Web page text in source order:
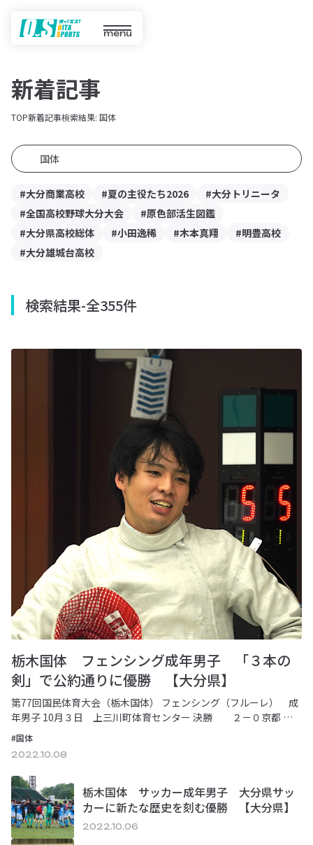
menu
新着記事
TOP新着記事検索結果: 国体
#大分商業高校 #夏の主役たち2026
#大分トリニータ
#全国高校野球大分大会
#原色部活生図鑑
#大分県高校総体
#小田逸稀 #木本真翔
#明豊高校
#大分雄城台高校
検索結果-全355件
栃木国体 フェンシング成年男子 「３本の
剣」で公約通りに優勝 【大分県】
第77回国民体育大会（栃木国体） フェンシング（フルーレ） 成
年男子 10月３日 上三川町体育センター 決勝 ２－０京都 準
決勝 ２－１東京 準々決勝２－０茨…
#国体
2022.10.08
栃木国体 サッカー成年男子 大分県サッ
カーに新たな歴史を刻む優勝 【大分県】
2022.10.06